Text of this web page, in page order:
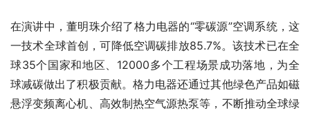
在演讲中，董明珠介绍了格力电器的“零碳源”空调系统，这
一技术全球首创，可降低空调碳排放85.7%。该技术已在全
球35个国家和地区、12000多个工程场景成功落地，为全
球减碳做出了积极贡献。格力电器还通过其他绿色产品如磁
悬浮变频离心机、高效制热空气源热泵等，不断推动全球绿